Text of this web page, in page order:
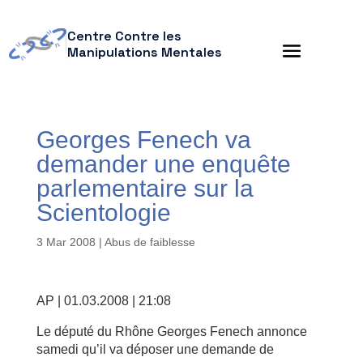
Centre Contre les
Manipulations Mentales
Georges Fenech va
demander une enquête
parlementaire sur la
Scientologie
3 Mar 2008 | Abus de faiblesse
AP | 01.03.2008 | 21:08
Le député du Rhône Georges Fenech annonce
samedi qu’il va déposer une demande de